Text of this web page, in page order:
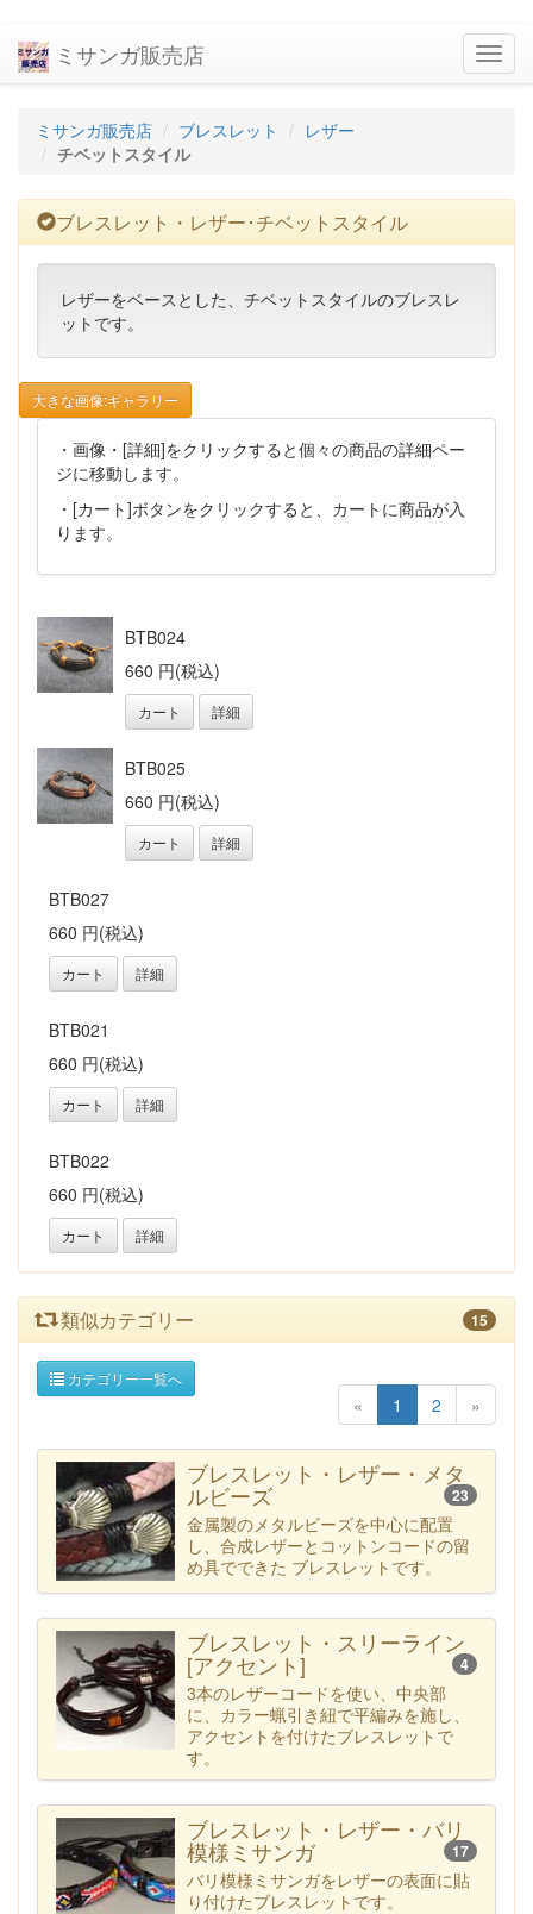
ミサンガ販売店
ミサンガ販売店 ブレスレット
レザー
チベットスタイル
ブレスレット・レザー･チベットスタイル
レザーをベースとした、チベットスタイルのブレスレ
ットです。
大きな画像:ギャラリー
・画像・[詳細]をクリックすると個々の商品の詳細ペー
ジに移動します。
・[カート]ボタンをクリックすると、カートに商品が入
ります。
BTB024
660 円(税込)
カート 詳細
BTB025
660 円(税込)
カート 詳細
BTB027
660 円(税込)
カート 詳細
BTB021
660 円(税込)
カート 詳細
BTB022
660 円(税込)
カート 詳細
類似カテゴリー 15
カテゴリー一覧へ
« 1 2 »
ブレスレット・レザー・メタ
ルビーズ 23
金属製のメタルビーズを中心に配置
し、合成レザーとコットンコードの留
め具でできた ブレスレットです。
ブレスレット・スリーライン
[アクセント] 4
3本のレザーコードを使い、中央部
に、カラー蝋引き紐で平編みを施し、
アクセントを付けたブレスレットで
す。
ブレスレット・レザー・バリ
模様ミサンガ 17
バリ模様ミサンガをレザーの表面に貼
り付けたブレスレットです。